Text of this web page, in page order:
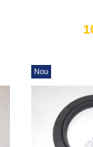
Nou